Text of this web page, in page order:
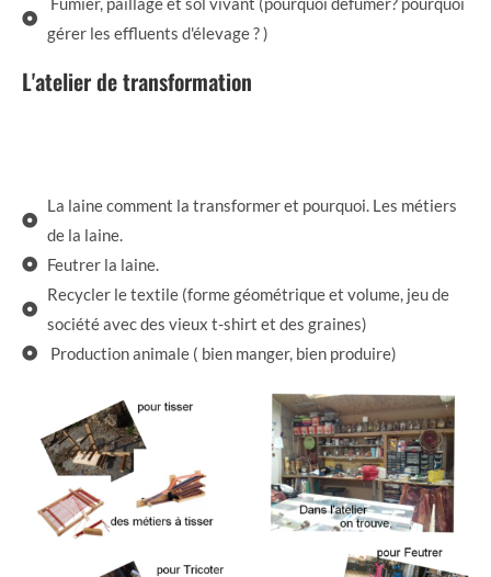
gérer les effluents d'élevage ? )
L'atelier de transformation
La laine comment la transformer et pourquoi. Les métiers
de la laine.
Feutrer la laine.
Recycler le textile (forme géométrique et volume, jeu de
société avec des vieux t-shirt et des graines)
Production animale ( bien manger, bien produire)